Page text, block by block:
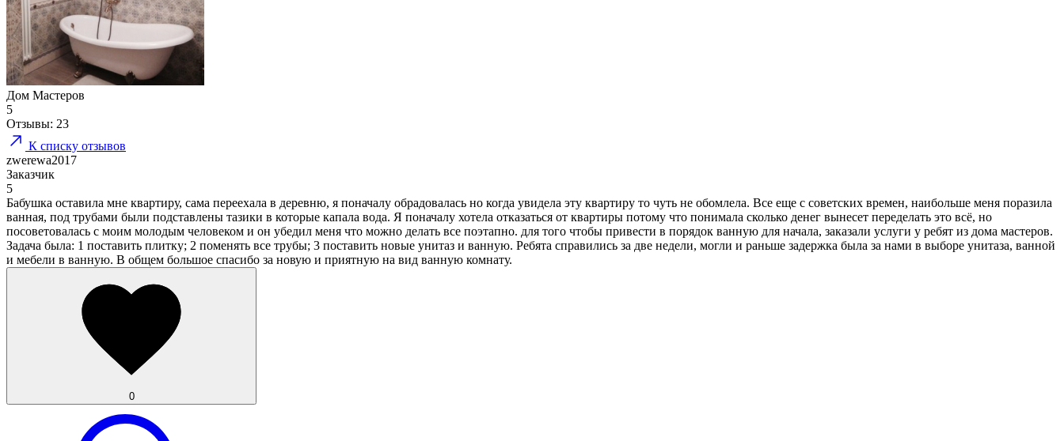
Дом Мастеров
5
Отзывы: 23
К списку отзывов
zwerewa2017
Заказчик
5
Бабушка оставила мне квартиру, сама переехала в деревню, я поначалу обрадовалась но когда увидела эту квартиру то чуть не обомлела. Все еще с советских времен, наибольше меня поразила
ванная, под трубами были подставлены тазики в которые капала вода. Я поначалу хотела отказаться от квартиры потому что понимала сколько денег вынесет переделать это всё, но
посоветовалась с моим молодым человеком и он убедил меня что можно делать все поэтапно. для того чтобы привести в порядок ванную для начала, заказали услуги у ребят из дома мастеров.
Задача была: 1 поставить плитку; 2 поменять все трубы; 3 поставить новые унитаз и ванную. Ребята справились за две недели, могли и раньше задержка была за нами в выборе унитаза, ванной
и мебели в ванную. В общем большое спасибо за новую и приятную на вид ванную комнату.
0